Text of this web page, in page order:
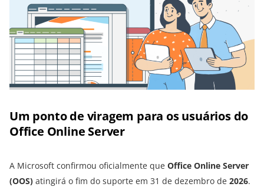
Um ponto de viragem para os usuários do
Office Online Server
A Microsoft confirmou oficialmente que Office Online Server
(OOS) atingirá o fim do suporte em 31 de dezembro de 2026.